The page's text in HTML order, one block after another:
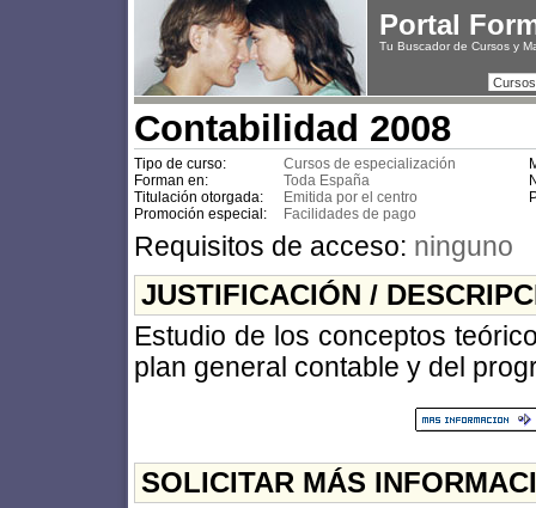
Portal
Tu Buscador de Cursos y
Contabilidad 2008
Tipo de curso: Cursos de especialización
Forman en:
Toda España
Titulación otorgada:
Emitida por el centro
Promoción especial:
Facilidades de pago
Requisitos de acceso: ninguno
JUSTIFICACIÓN /
Estudio de los conceptos
plan general contable y del
SOLICITAR MÁS